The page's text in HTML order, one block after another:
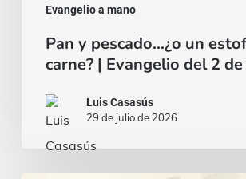
Evangelio a mano
agosto
Pan y pescado…¿o un
carne? | Evangelio del 2
Luis Casasús
29 de julio de 2026